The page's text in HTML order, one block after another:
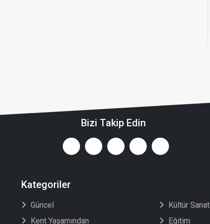
Bizi Takip Edin
Kategoriler
Güncel
Kent Yaşamından
Kültür Sanat
Eğitim